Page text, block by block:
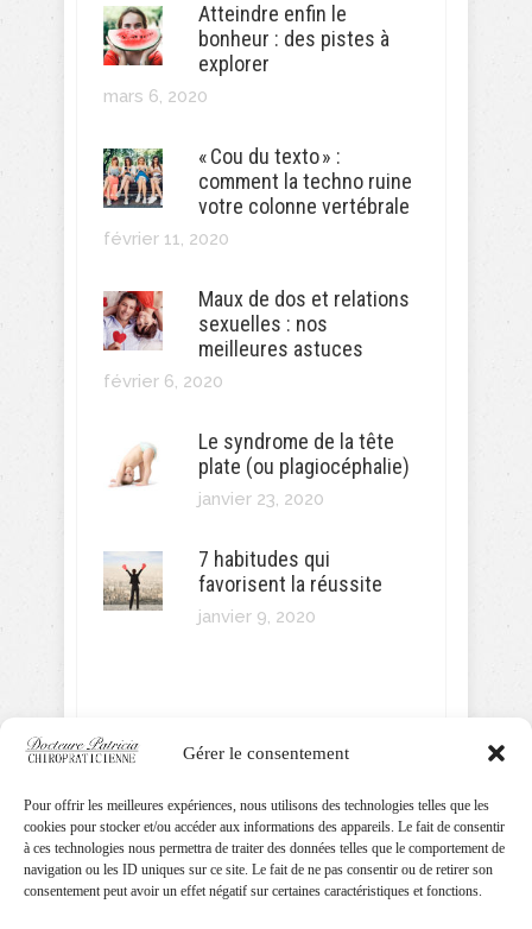
Gérer le consentement
Pour offrir les meilleures expériences, nous utilisons des technologies telles que les
cookies pour stocker et/ou accéder aux informations des appareils. Le fait de consentir
à ces technologies nous permettra de traiter des données telles que le comportement de
navigation ou les ID uniques sur ce site. Le fait de ne pas consentir ou de retirer son
consentement peut avoir un effet négatif sur certaines caractéristiques et fonctions.
Atteindre enfin le
bonheur : des pistes à
explorer
mars 6, 2020
« Cou du texto » :
comment la techno ruine
votre colonne vertébrale
février 11, 2020
Maux de dos et relations
sexuelles : nos
meilleures astuces
février 6, 2020
Le syndrome de la tête
plate (ou plagiocéphalie)
janvier 23, 2020
7 habitudes qui
favorisent la réussite
janvier 9, 2020
SUIVEZ MOI!
Docteure Patricia Chiropraticienne